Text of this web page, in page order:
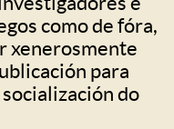
como de fóra,
xenerosmente
para
do